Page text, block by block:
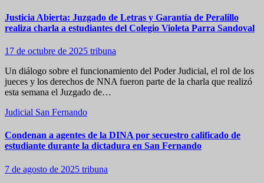
Justicia Abierta: Juzgado de Letras y Garantía de Peralillo
realiza charla a estudiantes del Colegio Violeta Parra Sandoval
17 de octubre de 2025 tribuna
Un diálogo sobre el funcionamiento del Poder Judicial, el rol de los
jueces y los derechos de NNA fueron parte de la charla que realizó
esta semana el Juzgado de…
Judicial San Fernando
Condenan a agentes de la DINA por secuestro calificado de
estudiante durante la dictadura en San Fernando
7 de agosto de 2025 tribuna